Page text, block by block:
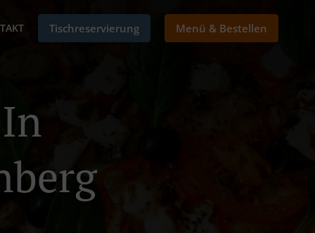
Tischreservierung Menü & Bestellen